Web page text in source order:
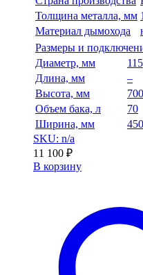
Толщина металла, мм
Материал дымохода
Размеры и
Диаметр, мм
115
Длина, мм
–
Высота, мм
700
Объем бака, л
70
Ширина, мм
450
SKU: n/a
11 100 ₽
В корзину